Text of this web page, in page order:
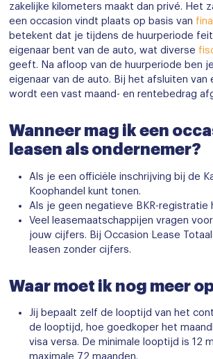
zakelijke kilometers maakt dan privé. Het
een occasion vindt plaats op basis van
betekent dat je tijdens de huurperiode
eigenaar bent van de auto, wat diverse
geeft. Na afloop van de huurperiode ben
eigenaar van de auto. Bij het afsluiten van
wordt een vast maand- en rentebedrag
Wanneer mag ik een
leasen als ondernemer?
Als je een officiële inschrijving bij de
Koophandel kunt tonen.
Als je geen negatieve BKR-registratie
Veel leasemaatschappijen vragen
jouw cijfers. Bij Occasion Lease
leasen zonder cijfers.
Waar moet ik nog meer
Jij bepaalt zelf de looptijd van het
de looptijd, hoe goedkoper het
visa versa. De minimale looptijd is 12
maximale 72 maanden.